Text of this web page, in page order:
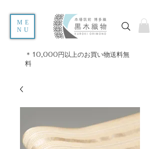
ME
NU
＊10,000円以上のお買い物送料無
料